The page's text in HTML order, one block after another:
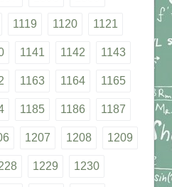
1119 1120 1121
1141 1142 1143
1163 1164 1165
1185 1186 1187
1207 1208 1209
1229 1230